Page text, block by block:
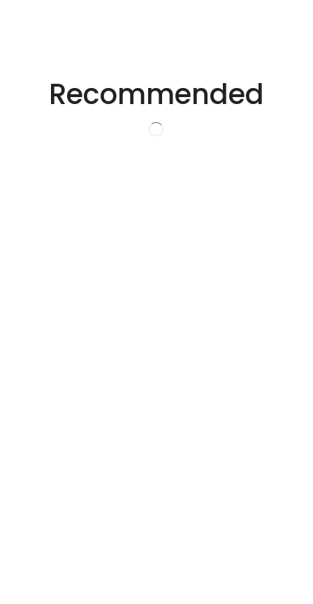
创新的激光解决方
案。
Recommended